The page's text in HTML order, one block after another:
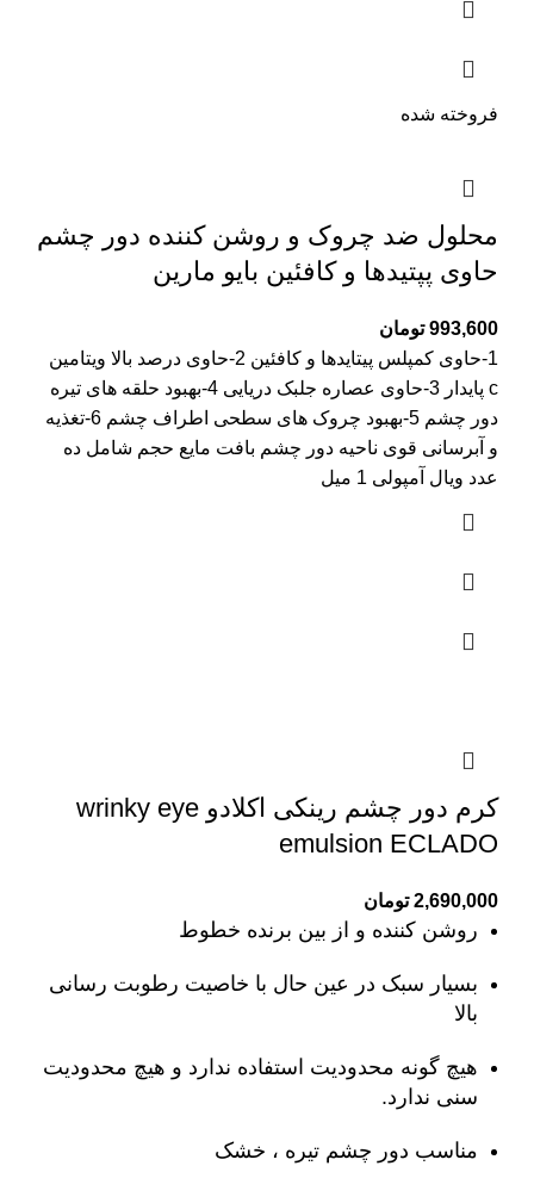
فروخته شده
محلول ضد چروک و روشن کننده دور چشم
حاوی پپتیدها و کافئین بایو مارین
993,600 تومان
1-حاوی کمپلس پیتایدها و کافئین 2-حاوی درصد بالا ویتامین
c پایدار 3-حاوی عصاره جلبک دریایی 4-بهبود حلقه های تیره
دور چشم 5-بهبود چروک های سطحی اطراف چشم 6-تغذیه
و آبرسانی قوی ناحیه دور چشم بافت مایع حجم شامل ده
عدد ویال آمپولی 1 میل
کرم دور چشم رینکی اکلادو wrinky eye
emulsion ECLADO
2,690,000 تومان
روشن کننده و از بین برنده خطوط
بسیار سبک در عین حال با خاصیت رطوبت رسانی
بالا
هیچ گونه محدودیت استفاده ندارد و هیچ محدودیت
سنی ندارد.
مناسب دور چشم تیره ، خشک